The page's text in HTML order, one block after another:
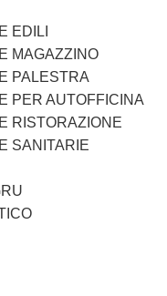
EDILI
MAGAZZINO
PALESTRA
PER AUTOFFICINA
RISTORAZIONE
SANITARIE